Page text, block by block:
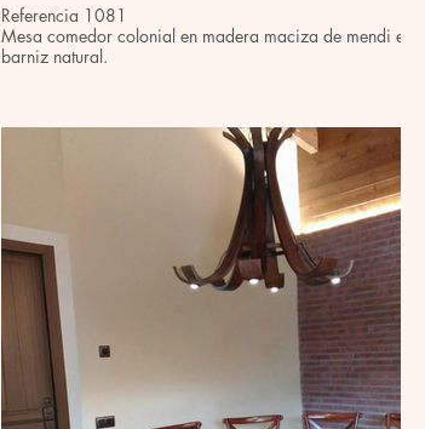
Referencia 1081
Mesa comedor colonial en madera maciza de mendi en
barniz natural.